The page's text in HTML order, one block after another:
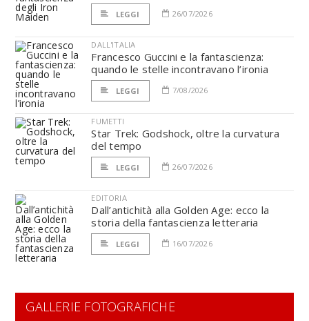
LEGGI 26/07/2026
DALL'ITALIA
Francesco Guccini e la fantascienza:
quando le stelle incontravano l’ironia
LEGGI 7/08/2026
FUMETTI
Star Trek: Godshock, oltre la curvatura
del tempo
LEGGI 26/07/2026
EDITORIA
Dall’antichità alla Golden Age: ecco la
storia della fantascienza letteraria
LEGGI 16/07/2026
GALLERIE FOTOGRAFICHE